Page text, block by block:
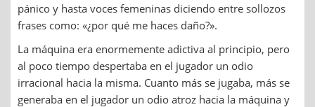
pánico y hasta voces femeninas diciendo entre sollozos
frases como: «¿por qué me haces daño?».
La máquina era enormemente adictiva al principio, pero
al poco tiempo despertaba en el jugador un odio
irracional hacia la misma. Cuanto más se jugaba, más se
generaba en el jugador un odio atroz hacia la máquina y